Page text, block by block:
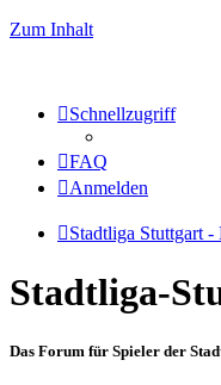
Zum Inhalt
Schnellzugriff
FAQ
Anmelden
Stadtliga Stuttgart
Stadtliga-
Das Forum für Spieler der